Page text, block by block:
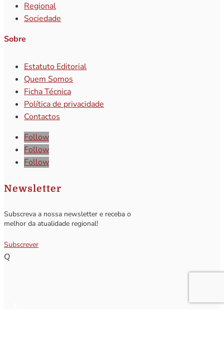
Regional
Sociedade
Sobre
Estatuto Editorial
Quem Somos
Ficha Técnica
Política de privacidade
Contactos
Follow
Follow
Follow
Newsletter
Subscreva a nossa newsletter e receba o
melhor da atualidade regional!
Subscrever
Q